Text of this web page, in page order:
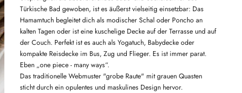
Türkische Bad gewoben, ist es äußerst vielseitig einsetzbar: Das
Hamamtuch begleitet dich als modischer Schal oder Poncho an
kalten Tagen oder ist eine kuschelige Decke auf der Terrasse und auf
der Couch. Perfekt ist es auch als Yogatuch, Babydecke oder
kompakte Reisdecke im Bus, Zug und Flieger. Es ist immer parat.
Eben „one piece - many ways“.
Das traditionelle Webmuster "grobe Raute" mit grauen Quasten
sticht durch ein opulentes und maskulines Design hervor.